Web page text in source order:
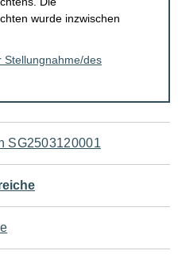
wurde inzwischen
Stellungnahme/des
SG2503120001